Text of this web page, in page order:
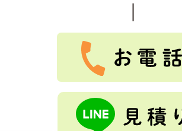
綺麗になりました。ありがとうございまし